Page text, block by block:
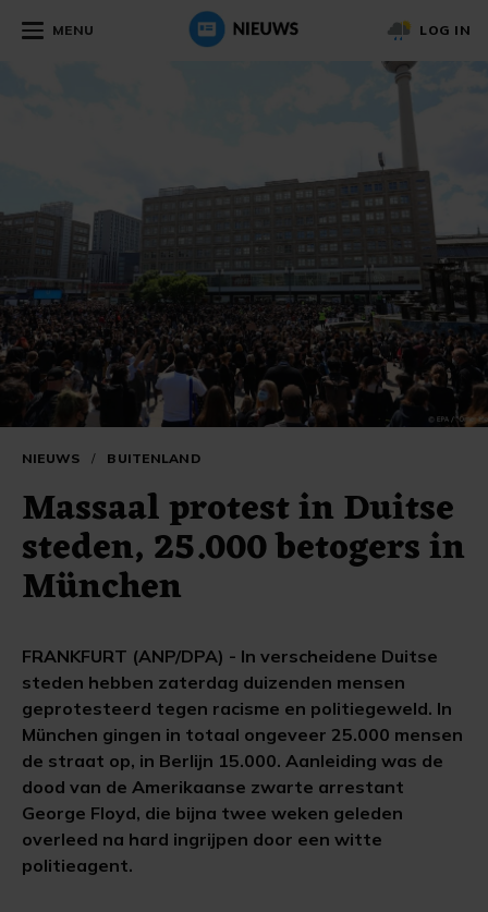
MENU LOG IN
NIEUWS / BUITENLAND
Massaal protest in Duitse
steden, 25.000 betogers in
München
FRANKFURT (ANP/DPA) - In verscheidene Duitse
steden hebben zaterdag duizenden mensen
geprotesteerd tegen racisme en politiegeweld. In
München gingen in totaal ongeveer 25.000 mensen
de straat op, in Berlijn 15.000. Aanleiding was de
dood van de Amerikaanse zwarte arrestant
George Floyd, die bijna twee weken geleden
overleed na hard ingrijpen door een witte
politieagent.